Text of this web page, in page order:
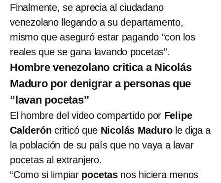
Finalmente, se aprecia al ciudadano
venezolano llegando a su departamento,
mismo que aseguró estar pagando “con los
reales que se gana lavando pocetas”.
Hombre venezolano critica a Nicolás
Maduro por denigrar a personas que
“lavan pocetas”
El hombre del video compartido por Felipe
Calderón criticó que Nicolás Maduro le diga a
la población de su país que no vaya a lavar
pocetas al extranjero.
“Como si limpiar pocetas nos hiciera menos